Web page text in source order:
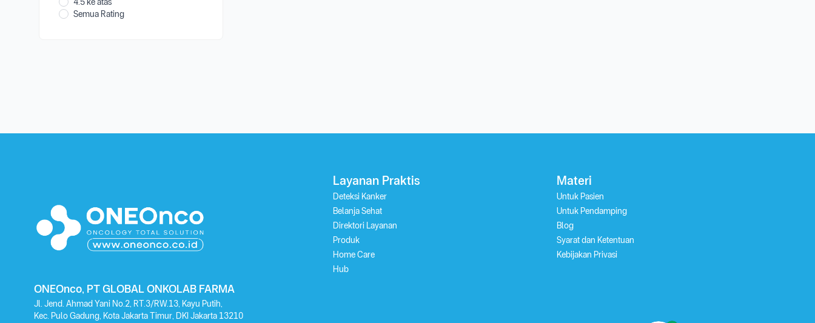
Semua Rating
ONEOnco, PT GLOBAL ONKOLAB FARMA
Jl. Jend. Ahmad Yani No.2, RT.3/RW.13, Kayu Putih,
Kec. Pulo Gadung, Kota Jakarta Timur, DKI Jakarta 13210
Layanan Praktis
Deteksi Kanker
Belanja Sehat
Direktori Layanan
Produk
Home Care
Hub
Materi
Untuk Pasien
Untuk Pendamping
Blog
Syarat dan Ketentuan
Kebijakan Privasi